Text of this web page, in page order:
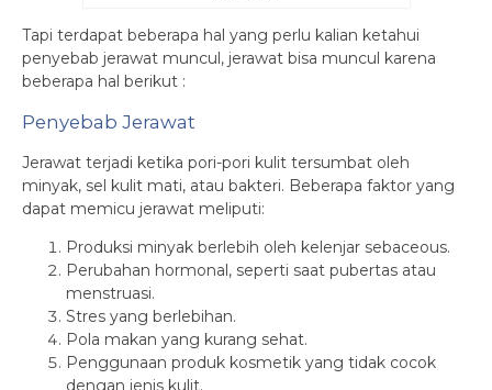
Tapi terdapat beberapa hal yang perlu kalian ketahui
penyebab jerawat muncul, jerawat bisa muncul karena
beberapa hal berikut :
Penyebab Jerawat
Jerawat terjadi ketika pori-pori kulit tersumbat oleh
minyak, sel kulit mati, atau bakteri. Beberapa faktor yang
dapat memicu jerawat meliputi:
Produksi minyak berlebih oleh kelenjar sebaceous.
Perubahan hormonal, seperti saat pubertas atau
menstruasi.
Stres yang berlebihan.
Pola makan yang kurang sehat.
Penggunaan produk kosmetik yang tidak cocok
dengan jenis kulit.